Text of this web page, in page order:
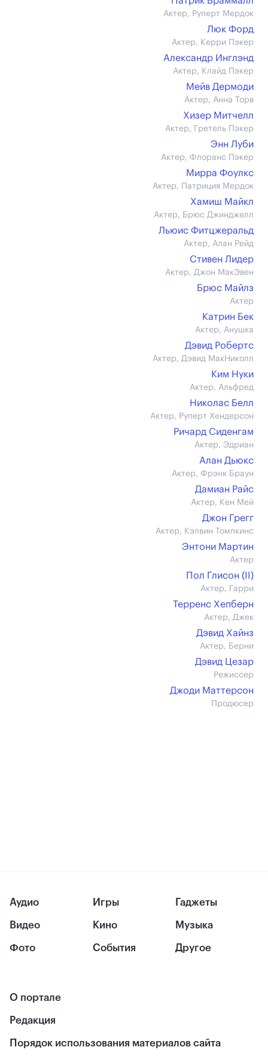
Актер, Руперт Мердок
Люк Форд
Актер, Керри Пэкер
Александр Инглэнд
Актер, Клайд Пэкер
Мейв Дермоди
Актер, Анна Торв
Хизер Митчелл
Актер, Гретель Пэкер
Энн Луби
Актер, Флоранс Пэкер
Мирра Фоулкс
Актер, Патриция Мердок
Хамиш Майкл
Актер, Брюс Джинджелл
Льюис Фитцжеральд
Актер, Алан Рейд
Стивен Лидер
Актер, Джон МакЭвен
Брюс Майлз
Актер
Катрин Бек
Актер, Анушка
Дэвид Робертс
Актер, Дэвид МакНиколл
Ким Нуки
Актер, Альфред
Николас Белл
Актер, Руперт Хендерсон
Ричард Сиденгам
Актер, Эдриан
Алан Дьюкс
Актер, Фрэнк Браун
Дамиан Райс
Актер, Кен Мей
Джон Грегг
Актер, Кэлвин Томпкинс
Энтони Мартин
Актер
Пол Глисон (II)
Актер, Гарри
Терренс Хепберн
Актер, Джек
Дэвид Хайнз
Актер, Берни
Дэвид Цезар
Режиссер
Джоди Маттерсон
Продюсер
Аудио
Видео
Фото
Игры
Кино
События
Гаджеты
Музыка
Другое
О портале
Редакция
Порядок использования материалов сайта